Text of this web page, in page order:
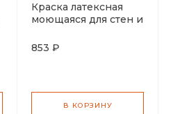
Краска латексная
моющаяся для стен и
Euro Power 7 база А
853 ₽
В КОРЗИНУ